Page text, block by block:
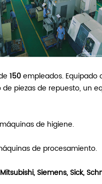
150empleados. Equipado
piezas de repuesto, un
de higiene.
de procesamiento.
Mitsubishi, Siemens, Sick,